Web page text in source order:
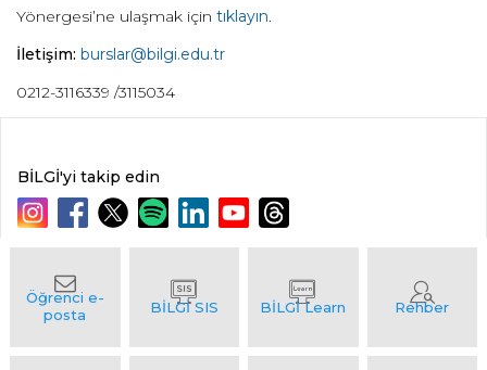
Yönergesi’ne ulaşmak için tıklayın.
İletişim: burslar@bilgi.edu.tr
0212-3116339 /3115034
BİLGİ'yi takip edin